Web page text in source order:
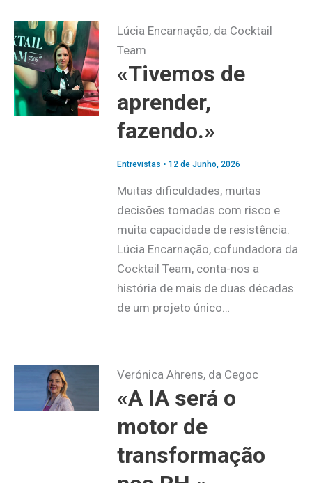
Lúcia Encarnação, da Cocktail
Team
«Tivemos de
aprender,
fazendo.»
Entrevistas • 12 de Junho, 2026
Muitas dificuldades, muitas
decisões tomadas com risco e
muita capacidade de resistência.
Lúcia Encarnação, cofundadora da
Cocktail Team, conta-nos a
história de mais de duas décadas
de um projeto único…
Verónica Ahrens, da Cegoc
«A IA será o
motor de
transformação